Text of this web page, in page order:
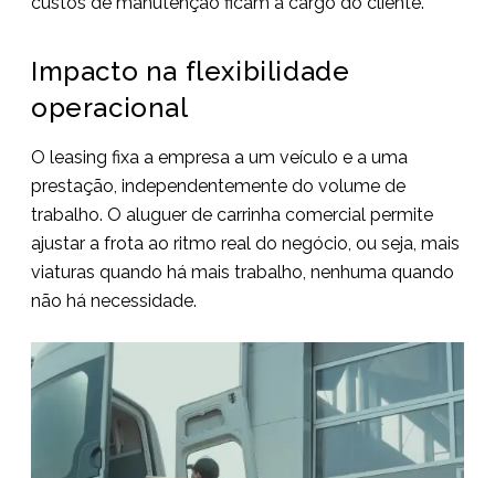
Impacto na flexibilidade
operacional
O leasing fixa a empresa a um veículo e a uma
prestação, independentemente do volume de
trabalho. O aluguer de carrinha comercial permite
ajustar a frota ao ritmo real do negócio, ou seja, mais
viaturas quando há mais trabalho, nenhuma quando
não há necessidade.